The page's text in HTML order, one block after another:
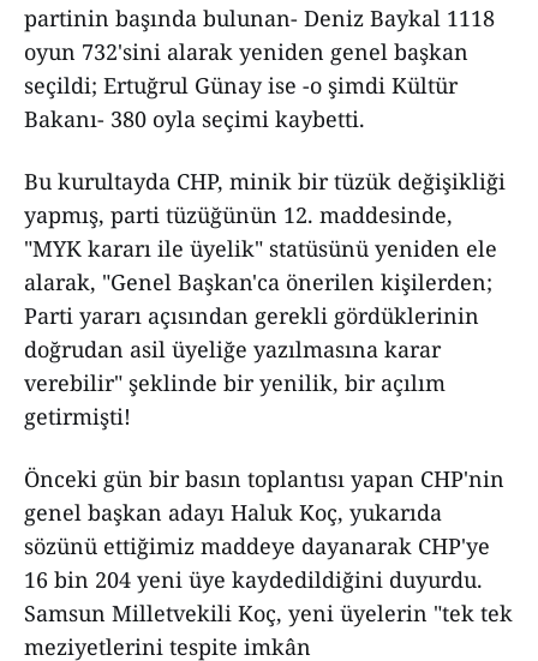
partinin başında bulunan- Deniz Baykal 1118
oyun 732'sini alarak yeniden genel başkan
seçildi; Ertuğrul Günay ise -o şimdi Kültür
Bakanı- 380 oyla seçimi kaybetti.
Bu kurultayda CHP, minik bir tüzük değişikliği
yapmış, parti tüzüğünün 12. maddesinde,
"MYK kararı ile üyelik" statüsünü yeniden ele
alarak, "Genel Başkan'ca önerilen kişilerden;
Parti yararı açısından gerekli gördüklerinin
doğrudan asil üyeliğe yazılmasına karar
verebilir" şeklinde bir yenilik, bir açılım
getirmişti!
Önceki gün bir basın toplantısı yapan CHP'nin
genel başkan adayı Haluk Koç, yukarıda
sözünü ettiğimiz maddeye dayanarak CHP'ye
16 bin 204 yeni üye kaydedildiğini duyurdu.
Samsun Milletvekili Koç, yeni üyelerin "tek tek
meziyetlerini tespite imkân